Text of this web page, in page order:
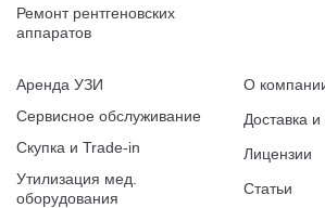
Ремонт рентгеновских
аппаратов
Аренда УЗИ
Сервисное обслуживание
Скупка и Trade-in
Утилизация мед.
оборудования
О
Доставка
Лицензии
Статьи